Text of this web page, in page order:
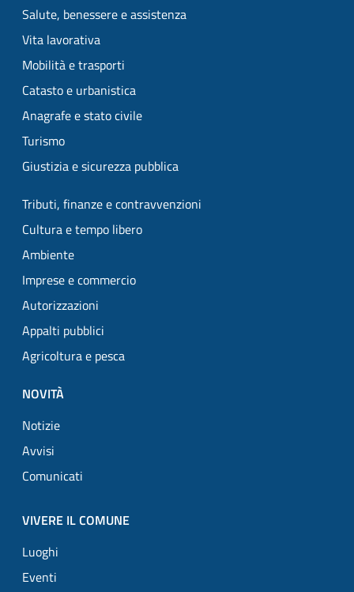
Salute, benessere e assistenza
Vita lavorativa
Mobilità e trasporti
Catasto e urbanistica
Anagrafe e stato civile
Turismo
Giustizia e sicurezza pubblica
Tributi, finanze e contravvenzioni
Cultura e tempo libero
Ambiente
Imprese e commercio
Autorizzazioni
Appalti pubblici
Agricoltura e pesca
NOVITÀ
Notizie
Avvisi
Comunicati
VIVERE IL COMUNE
Luoghi
Eventi